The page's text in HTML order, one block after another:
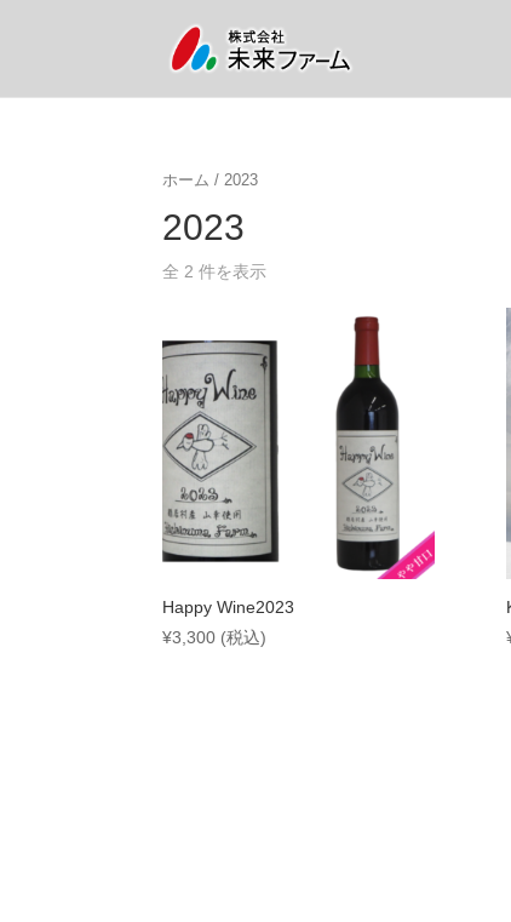
ホーム / 2023
2023
全 2 件を表示
Happy Wine2023
¥3,300 (税込)